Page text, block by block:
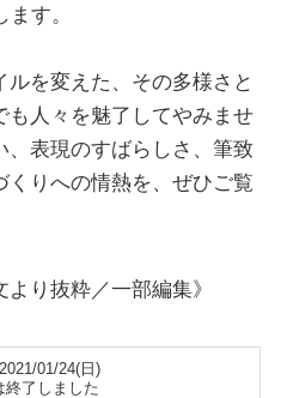
す。
を変えた、その多様さと
人々を魅了してやみませ
、表現のすばらしさ、筆致
りへの情熱を、ぜひご覧
より抜粋／一部編集》
01/24(日)
了しました